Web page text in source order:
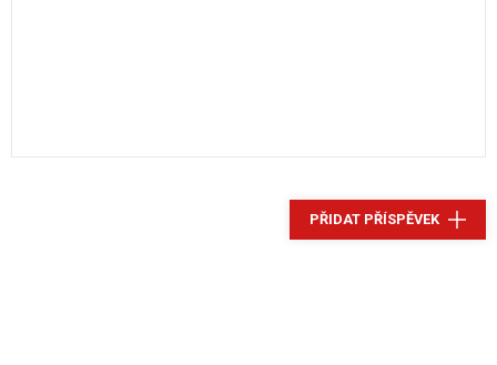
PŘIDAT PŘÍSPĚVEK